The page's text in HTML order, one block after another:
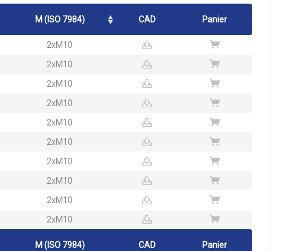
M (ISO 7984) CAD Panier
2xM10
2xM10
2xM10
2xM10
2xM10
2xM10
2xM10
2xM10
2xM10
2xM10
M (ISO 7984) CAD Panier